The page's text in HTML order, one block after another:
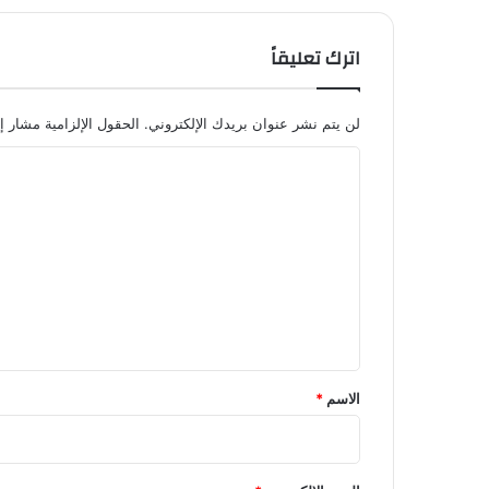
اترك تعليقاً
لن يتم نشر عنوان بريدك الإلكتروني. الحقول الإلزامية مشار
*
الاسم *